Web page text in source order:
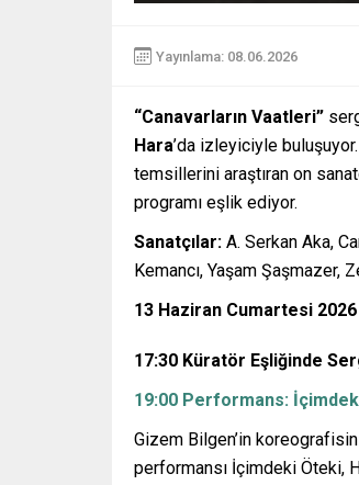
Yayınlama: 08.06.2026
“Canavarların Vaatleri”
Hara’da izleyiciyle
temsillerini araştıran on
programı eşlik ediyor.
Sanatçılar: A. Serkan Aka,
Kemancı, Yaşam Şaşmazer,
13 Haziran Cumartesi 2026
17:30 Küratör Eşliğinde
19:00 Performans:
Gizem Bilgen’in
performansı İçimdeki Öteki,